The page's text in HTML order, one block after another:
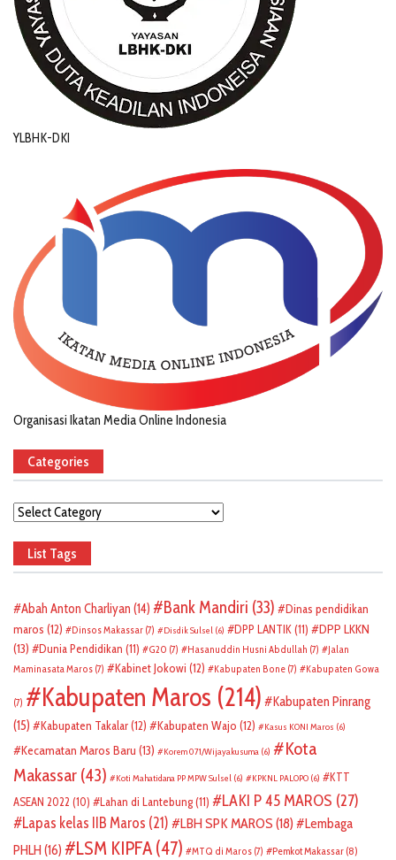
YLBHK-DKI
Organisasi Ikatan Media Online Indonesia
Categories
Categories
List Tags
Abah Anton Charliyan (14) Bank Mandiri (33)
Dinas pendidikan
maros (12) Dinsos Makassar (7) Disdik Sulsel (6) DPP LANTIK(11)
DPP LKKN
(13)
Dunia Pendidikan (11) G20 (7) Hasanuddin Husni Abdullah (7)
Jalan
Maminasata Maros (7) Kabinet Jokowi (12) Kabupaten Bone (7) Kabupaten Gowa
(7) Kabupaten Maros (214)
Kabupaten Pinrang
(15)
Kabupaten Takalar(12) Kabupaten Wajo (12) Kasus KONI Maros (6)
Kecamatan Maros Baru (13) Korem 071/Wijayakusuma (6)
Kota
Makassar (43) Koti Mahatidana PP MPW Sulsel (6) KPKNL PALOPO (6)
KTT
ASEAN 2022 (10) Lahan di Lantebung(11) LAKI P 45 MAROS (27)
Lapas kelas IIB Maros (21) LBH SPK MAROS (18)
Lembaga
PHLH (16) LSM KIPFA (47) MTQ di Maros (7) Pemkot Makassar (8)